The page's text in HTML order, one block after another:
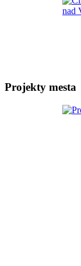
Projekty mesta